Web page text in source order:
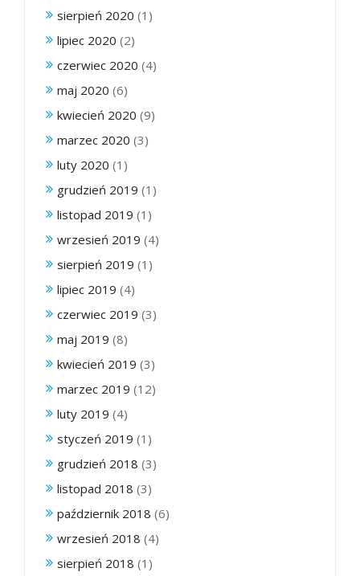
sierpień 2020 (1)
lipiec 2020 (2)
czerwiec 2020 (4)
maj 2020 (6)
kwiecień 2020 (9)
marzec 2020 (3)
luty 2020 (1)
grudzień 2019 (1)
listopad 2019 (1)
wrzesień 2019 (4)
sierpień 2019 (1)
lipiec 2019 (4)
czerwiec 2019 (3)
maj 2019 (8)
kwiecień 2019 (3)
marzec 2019 (12)
luty 2019 (4)
styczeń 2019 (1)
grudzień 2018 (3)
listopad 2018 (3)
październik 2018 (6)
wrzesień 2018 (4)
sierpień 2018 (1)